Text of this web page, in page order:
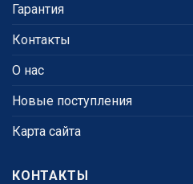
Гарантия
Контакты
О нас
Новые поступления
Карта сайта
КОНТАКТЫ